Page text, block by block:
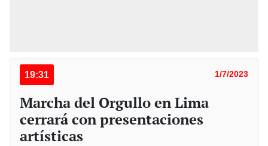
19:31 1/7/2023
Marcha del Orgullo en Lima
cerrará con presentaciones
artísticas